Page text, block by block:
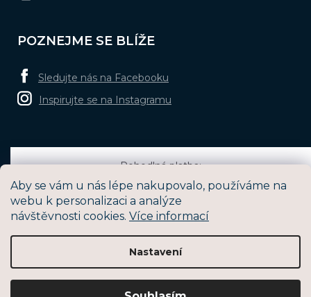
Aby se vám u nás lépe nakupovalo, používáme na
webu k personalizaci a analýze
návštěvnosti cookies. Více informací
Nastavení
POZNEJME SE BLÍŽE
Sledujte nás na Facebooku
Inspirujte se na Instagramu
Pohodlná platba:
Vytvořil Shoptet